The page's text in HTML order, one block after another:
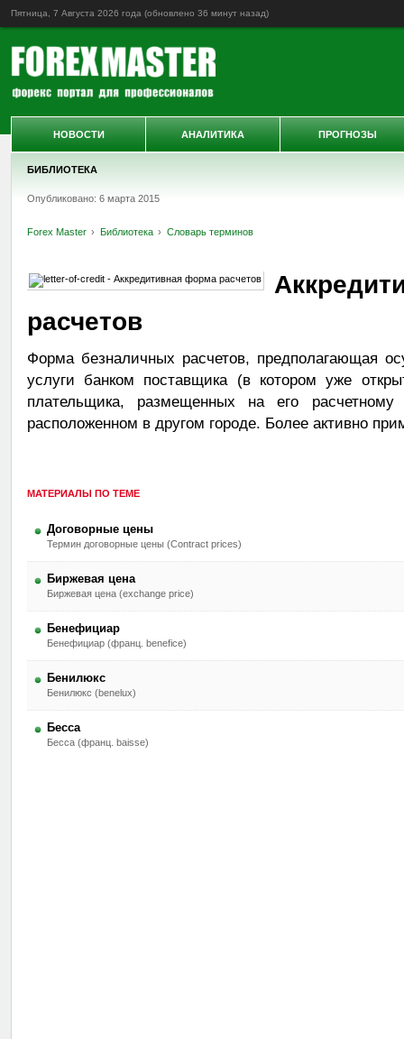
Пятница, 7 Августа 2026 года (обновлено 36 минут назад)
БИБЛИОТЕКА
Опубликовано: 6 марта 2015
Forex Master Библиотека Словарь терминов
расчетов
Форма безналичных расчетов, предполагающая
услуги банком поставщика (в котором уже
плательщика, размещенных на его
расположенном в другом городе. Более активно
МАТЕРИАЛЫ ПО ТЕМЕ
Договорные цены
Термин договорные цены (Contract prices)
Биржевая цена
Биржевая цена (exchange price)
Бенефициар
Бенефициар (франц. benefice)
Бенилюкс
Бенилюкс (benelux)
Бесса
Бесса (франц. baisse)
НОВОСТИ АНАЛИТИКА ПРОГНОЗЫ